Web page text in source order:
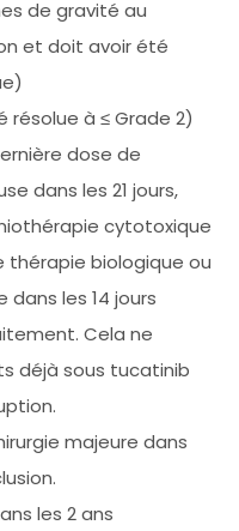
de gravité au
et doit avoir été
à ≤ Grade 2)
dose de
dans les 21 jours,
cytotoxique
thérapie biologique ou
les 14 jours
Cela ne
déjà sous tucatinib
majeure dans
les 2 ans